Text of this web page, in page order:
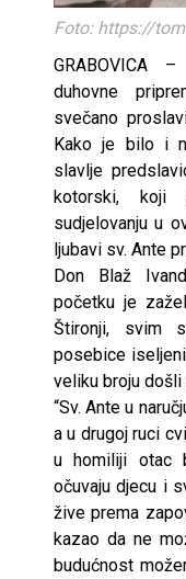
Foto: https://
GRABOVICA
duhovne
svečano
Kako je bilo i
slavlje
kotorski, koji
sudjelovanju u
ljubavi sv. Ante
Don Blaž
početku je
Štironji, svim
posebice
veliku broju došli
“Sv. Ante u
a u drugoj ruci
u homiliji otac
očuvaju djecu i
žive prema
kazao da ne
budućnost